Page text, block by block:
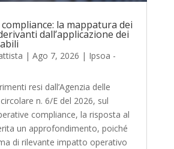
la mappatura dei
dall’applicazione dei
| Ago 7, 2026 | Ipsoa -
resi dall’Agenzia delle
n. 6/E del 2026, sul
compliance, la risposta al
un approfondimento, poiché
di rilevante impatto operativo